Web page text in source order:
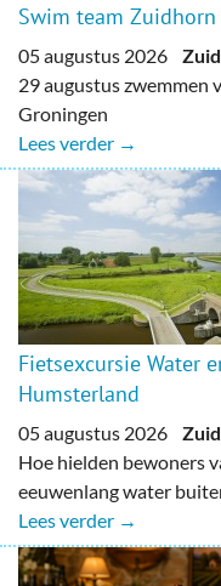
Swim team
05 augustus 2026
29 augustus zwemmen
Groningen
Lees verder →
Fietsexcursie Water
Humsterland
05 augustus 2026
Hoe hielden bewoners
eeuwenlang water
Lees verder →